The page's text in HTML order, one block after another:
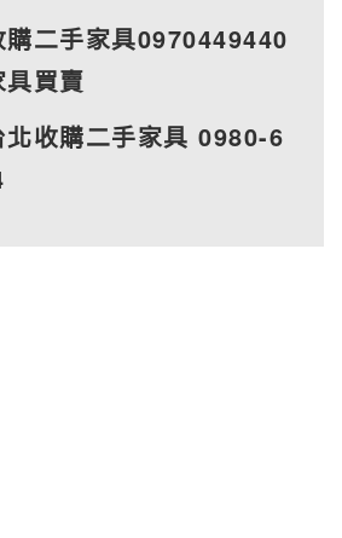
購二手家具0970449440
買賣
北收購二手家具 0980-6